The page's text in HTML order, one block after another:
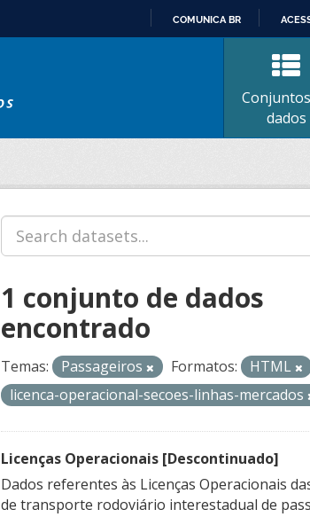
CONTEÚDO
COMUNICA BR
dados
1 conjunto de dados
encontrado
Temas: Passageiros Formatos: HTML
licenca-operacional-secoes-linhas-mercados
Licenças Operacionais [Descontinuado]
Dados referentes às Licenças Operacionais
de transporte rodoviário interestadual de